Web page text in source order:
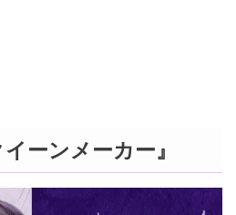
ーンメーカー』